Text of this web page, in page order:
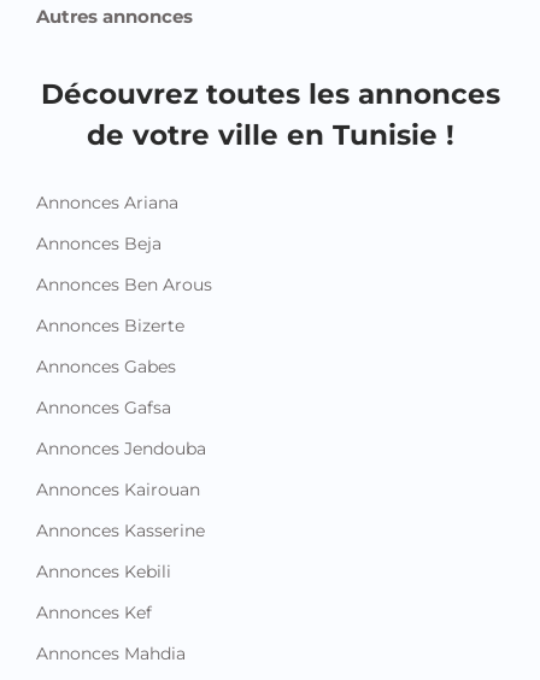
Autres annonces
Découvrez toutes les annonces
de votre ville en Tunisie !
Annonces Ariana
Annonces Beja
Annonces Ben Arous
Annonces Bizerte
Annonces Gabes
Annonces Gafsa
Annonces Jendouba
Annonces Kairouan
Annonces Kasserine
Annonces Kebili
Annonces Kef
Annonces Mahdia